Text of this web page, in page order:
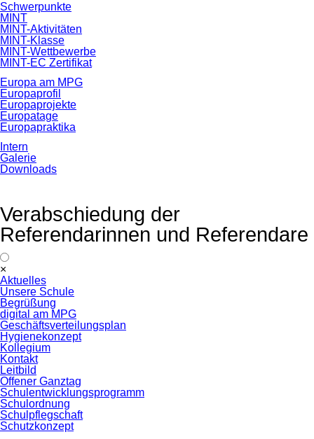
Schwerpunkte
MINT
MINT-Aktivitäten
MINT-Klasse
MINT-Wettbewerbe
MINT-EC Zertifikat
Europa am MPG
Europaprofil
Europaprojekte
Europatage
Europapraktika
Intern
Galerie
Downloads
Verabschiedung der
Referendarinnen und Referendare
×
überspringen
Aktuelles
Unsere Schule
Begrüßung
digital am MPG
Geschäftsverteilungsplan
Hygienekonzept
Kollegium
Kontakt
Leitbild
Offener Ganztag
Schulentwicklungsprogramm
Schulordnung
Schulpflegschaft
Schutzkonzept